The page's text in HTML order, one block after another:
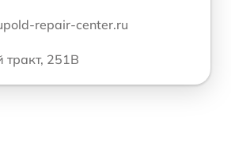
repair-center.ru
тракт, 251В